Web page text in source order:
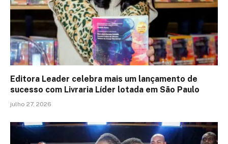
Editora Leader celebra mais um lançamento de
sucesso com Livraria Líder lotada em São Paulo
julho 27, 2026